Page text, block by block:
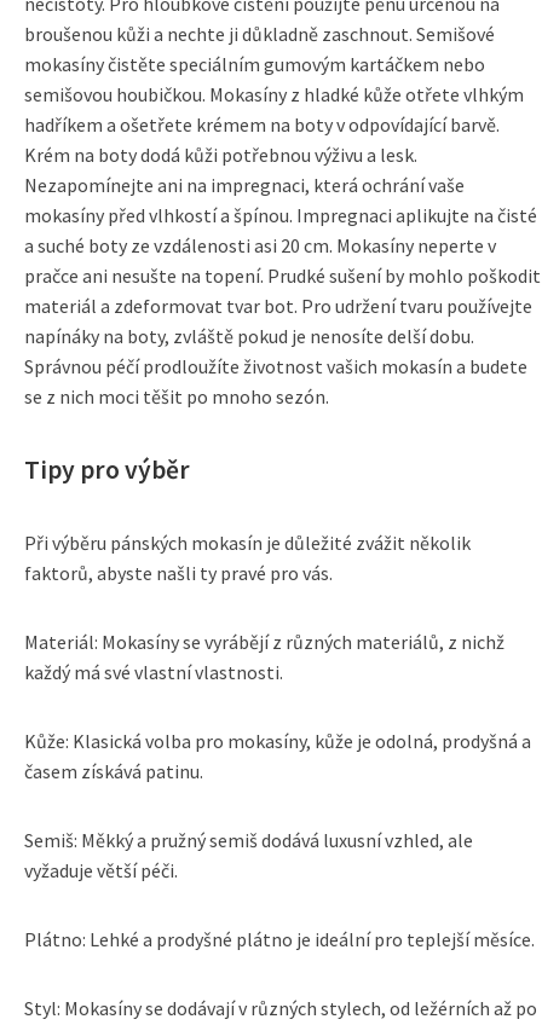
broušenou kůži a nechte ji důkladně zaschnout. Semišové
mokasíny čistěte speciálním gumovým kartáčkem nebo
semišovou houbičkou. Mokasíny z hladké kůže otřete vlhkým
hadříkem a ošetřete krémem na boty v odpovídající barvě.
Krém na boty dodá kůži potřebnou výživu a lesk.
Nezapomínejte ani na impregnaci, která ochrání vaše
mokasíny před vlhkostí a špínou. Impregnaci aplikujte na čisté
a suché boty ze vzdálenosti asi 20 cm. Mokasíny neperte v
pračce ani nesušte na topení. Prudké sušení by mohlo poškodit
materiál a zdeformovat tvar bot. Pro udržení tvaru používejte
napínáky na boty, zvláště pokud je nenosíte delší dobu.
Správnou péčí prodloužíte životnost vašich mokasín a budete
se z nich moci těšit po mnoho sezón.
Tipy pro výběr
Při výběru pánských mokasín je důležité zvážit několik
faktorů, abyste našli ty pravé pro vás.
Materiál: Mokasíny se vyrábějí z různých materiálů, z nichž
každý má své vlastní vlastnosti.
Kůže: Klasická volba pro mokasíny, kůže je odolná, prodyšná a
časem získává patinu.
Semiš: Měkký a pružný semiš dodává luxusní vzhled, ale
vyžaduje větší péči.
Plátno: Lehké a prodyšné plátno je ideální pro teplejší měsíce.
Styl: Mokasíny se dodávají v různých stylech, od ležérních až po